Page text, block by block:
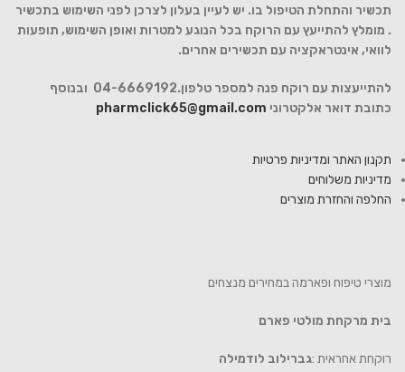
תכשיר והתחלת הטיפול בו. יש לעיין בעלון לצרכן לפני השימוש בתכשיר
. מומלץ להתייעץ עם הרוקח בכל הנוגע למטרות ואופן השימוש, תופעות
לוואי, אינטראקציה עם תכשירים אחרים.
להתייעצות עם רוקח פנה למספר טלפון.04-6669192 ובנוסף
כתובת דואר אלקטרוני pharmclick65@gmail.com
תקנון האתר ומדיניות פרטיות
מדיניות משלוחים
החלפה והחזרת מוצרים
מוצרי טיפוח ופארמה במחירים מנצחים
בית מרקחת מולטי פארם
רוקחת אחראית :גברילוב לודמילה